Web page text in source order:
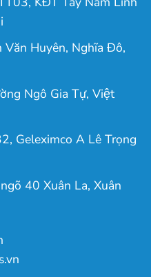
Huyên, Nghĩa Đô,
Ngô Gia Tự, Việt
Geleximco A Lê Trọng
40 Xuân La, Xuân